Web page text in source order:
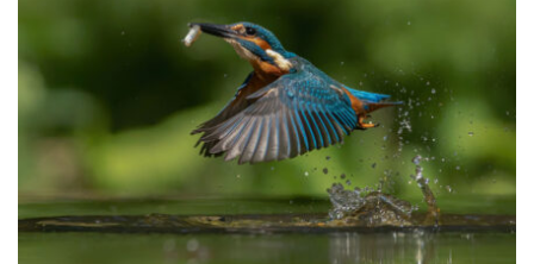
Natuurmoment
Door Kees Loogman